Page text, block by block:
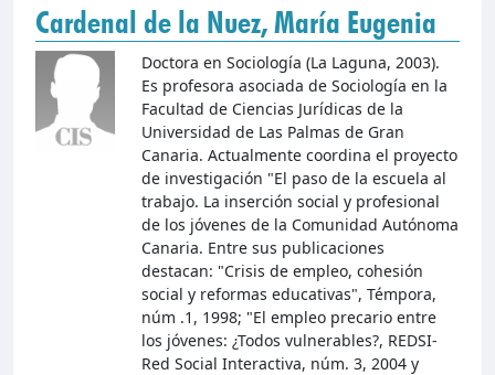
Cardenal de la Nuez, María Eugenia
Doctora en Sociología (La Laguna, 2003).
Es profesora asociada de Sociología en la
Facultad de Ciencias Jurídicas de la
Universidad de Las Palmas de Gran
Canaria. Actualmente coordina el proyecto
de investigación "El paso de la escuela al
trabajo. La inserción social y profesional
de los jóvenes de la Comunidad Autónoma
Canaria. Entre sus publicaciones
destacan: "Crisis de empleo, cohesión
social y reformas educativas", Témpora,
núm .1, 1998; "El empleo precario entre
los jóvenes: ¿Todos vulnerables?, REDSI-
Red Social Interactiva, núm. 3, 2004 y